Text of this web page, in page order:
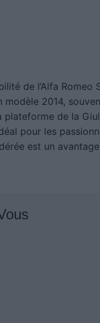
de l’Alfa Romeo
2014,
de la
pour les
est un